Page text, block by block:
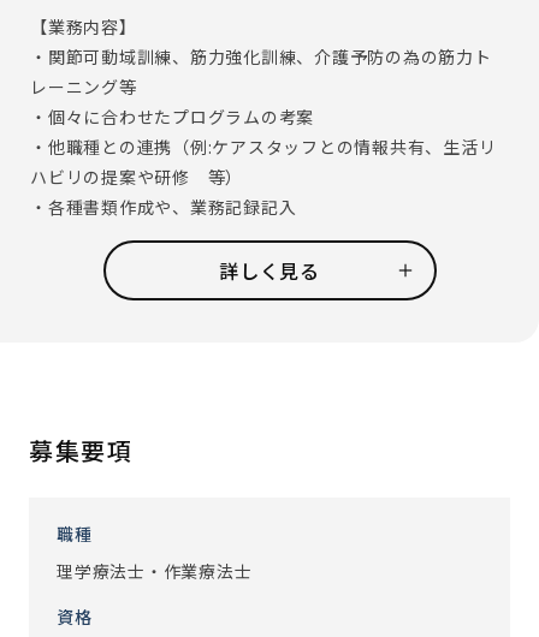
【業務内容】
・関節可動域訓練、筋力強化訓練、介護予防の為の筋力ト
レーニング等
・個々に合わせたプログラムの考案
・他職種との連携（例:ケアスタッフとの情報共有、生活リ
ハビリの提案や研修 等）
・各種書類作成や、業務記録記入
機能訓練指導員の手を使い、お客様の身体機能を低下させ
ないよう訓練をして頂きます。
わからないことや不安なことは機能訓練アドバイザーに相
さい。
お客様やスタッフ含め、人との繋がりを感じられるお仕事
詳しく見る
募集要項
職種
理学療法士・作業療法士
資格